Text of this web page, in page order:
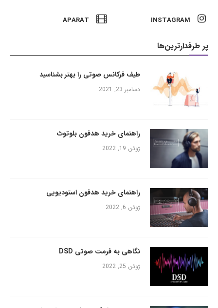
INSTAGRAM
APARAT
پر طرفدارترین‌ها
طیف فرکانس صوتی را بهتر بشناسید
دسامبر 23, 2021
راهنمای خرید هدفون بلوتوث
ژوئن 19, 2022
راهنمای خرید هدفون استودیویی
ژوئن 6, 2022
نگاهی به فرمت صوتی DSD
ژوئن 25, 2022